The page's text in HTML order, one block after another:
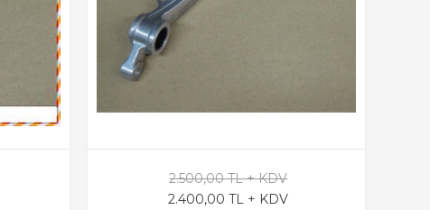
2.500,00 TL + KDV
2.400,00 TL + KDV